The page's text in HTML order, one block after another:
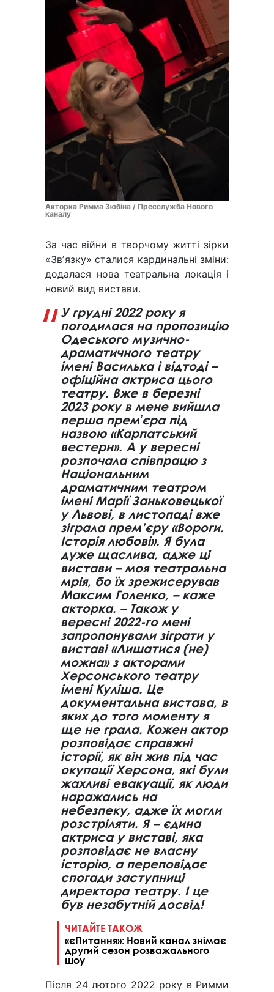
Акторка Римма Зюбіна / Пресслужба Нового
каналу
За час війни в творчому житті зірки
«Звʼязку» сталися кардинальні зміни:
додалася нова театральна локація і
новий вид вистави.
У грудні 2022 року я
погодилася на пропозицію
Одеського музично-
драматичного театру
імені Василька і відтоді –
офіційна актриса цього
театру. Вже в березні
2023 року в мене вийшла
перша премʼєра під
назвою «Карпатський
вестерн». А у вересні
розпочала співпрацю з
Національним
драматичним театром
імені Марії Заньковецької
у Львові, в листопаді вже
зіграла прем’єру «Вороги.
Історія любові». Я була
дуже щаслива, адже ці
вистави – моя театральна
мрія, бо їх зрежисерував
Максим Голенко, – каже
акторка. – Також у
вересні 2022-го мені
запропонували зіграти у
виставі «Лишатися (не)
можна» з акторами
Херсонського театру
імені Куліша. Це
документальна вистава, в
яких до того моменту я
ще не грала. Кожен актор
розповідає справжні
історії, як він жив під час
окупації Херсона, які були
жахливі евакуації, як люди
наражались на
небезпеку, адже їх могли
розстріляти. Я – єдина
актриса у виставі, яка
розповідає не власну
історію, а переповідає
спогади заступниці
директора театру. І це
був незабутній досвід!
ЧИТАЙТЕ ТАКОЖ
«єПитання»: Новий канал знімає
другий сезон розважального
шоу
Після 24 лютого 2022 року в Римми